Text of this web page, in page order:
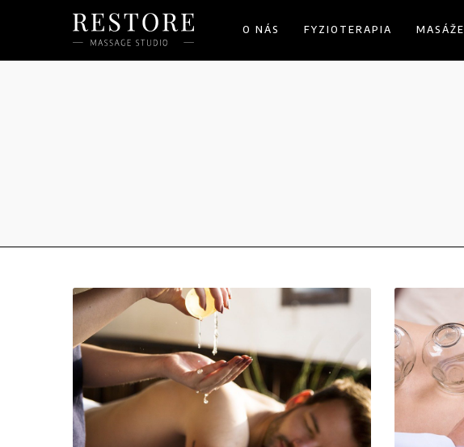
O NÁS FYZIOTERAPIA MASÁŽE